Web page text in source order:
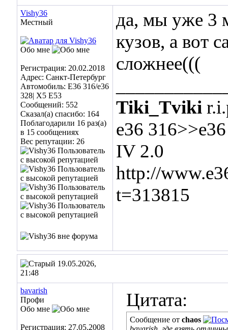
Vishy36
Местный
Обо мне
Регистрация: 20.02.2018
Адрес: Санкт-Петербург
Автомобиль: E36 316/e36
328| X5 E53
Сообщений: 552
Сказал(а) спасибо: 164
Поблагодарили 16 раз(а)
в 15 сообщениях
Вес репутации: 26
да, мы уже 3
кузов, а вот
сложнее(((
Tiki_Tviki
e36
IV 2.0
http://
t=313815
19.05.2026,
21:48
bavarish
Профи
Обо мне
Регистрация: 27.05.2008
Цитата:
Сообщение от chaos